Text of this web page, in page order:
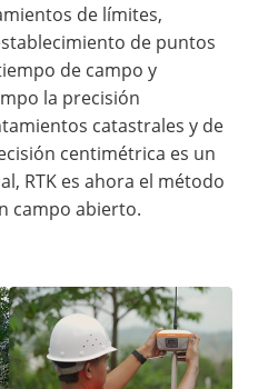
de límites,
de puntos
de campo y
la precisión
catastrales y de
centimétrica es un
RTK es ahora el método
campo abierto.